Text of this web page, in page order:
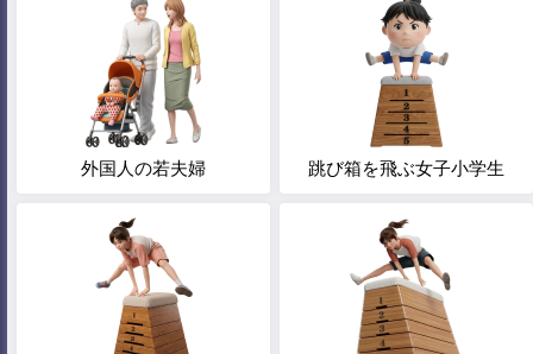
外国人の若夫婦 跳び箱を飛ぶ女子小学生